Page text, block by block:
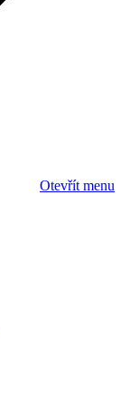
Otevřít menu